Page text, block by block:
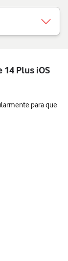
Plus iOS
para que